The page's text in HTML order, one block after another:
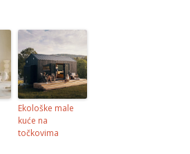
Ekološke male
kuće na
točkovima